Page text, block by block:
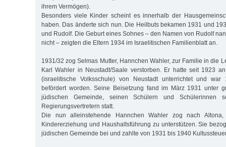
ihrem Vermögen).
Besonders viele Kinder scheint es innerhalb der
haben. Das änderte sich nun. Die Heilbuts bekamen 1931 und
und Rudolf. Die Geburt eines Sohnes – den Namen von Rudolf
nicht – zeigten die Eltern 1934 im Israelitischen Familienblatt an.
1931/32 zog Selmas Mutter, Hannchen Wahler, zur Familie in die
Karl Wahler in Neustadt/Saale verstorben. Er hatte seit 1923
(israelitische Volksschule) von Neustadt unterrichtet und war
befördert worden. Seine Beisetzung fand im März 1931 unter
jüdischen Gemeinde, seinen Schülern und Schülerinnen
Regierungsvertretern statt.
Die nun alleinstehende Hannchen Wahler zog nach
Kindererziehung und Haushaltsführung zu unterstützen. Sie
jüdischen Gemeinde bei und zahlte von 1931 bis 1940